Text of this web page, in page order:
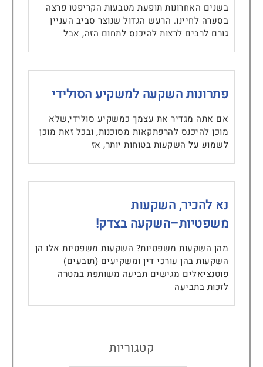
בשנים האחרונות תופעת מטבעות הקריפטו פרצה
בסערה לחיינו. הרעש הגדול שנוצר סביב העניין
גורם לרבים לרצות להיכנס לתחום הזה, אבל
פתרונות השקעה למשקיע הסולידי
אם אתה מגדיר את עצמך כמשקיע סולידי,שלא
מוכן להיכנס להרפתקאות מסוכנות, ובכל זאת מוכן
לשמוע על השקעות בטוחות יותר, אז
נא להכיר, השקעות
משפטיות–השקעה בצדק!
מהן השקעות משפטיות? השקעות משפטיות אלו הן
השקעות בהן עורכי דין ומשקיעים (תובעים)
פוטנציאלים מגישים תביעה משותפת במטרה
לזכות בתביעה
קטגוריות